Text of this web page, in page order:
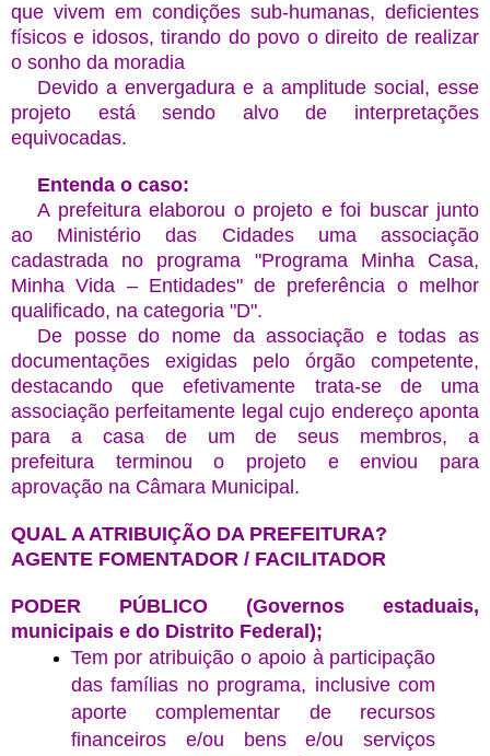
que vivem em condições sub-humanas, deficientes
físicos e idosos, tirando do povo o direito de realizar
o sonho da moradia
Devido a envergadura e a amplitude social, esse
projeto está sendo alvo de interpretações
equivocadas.
Entenda o caso:
A prefeitura elaborou o projeto e foi buscar junto
ao Ministério das Cidades uma associação
cadastrada no programa "Programa Minha Casa,
Minha Vida – Entidades" de preferência o melhor
qualificado, na categoria "D".
De posse do nome da associação e todas as
documentações exigidas pelo órgão competente,
destacando queefetivamente trata-se de uma
associação perfeitamente legal cujo endereço aponta
para a casa de um de seus membros, a
prefeitura terminou o projeto e enviou para
aprovação na Câmara Municipal.
QUAL A ATRIBUIÇÃO DA PREFEITURA?
AGENTE FOMENTADOR / FACILITADOR
PODER PÚBLICO (Governos estaduais,
municipais e do Distrito Federal);
Tem por atribuição o apoio à participação
das famílias no programa, inclusive com
aporte complementar de recursos
financeiros e/ou bens e/ou serviços